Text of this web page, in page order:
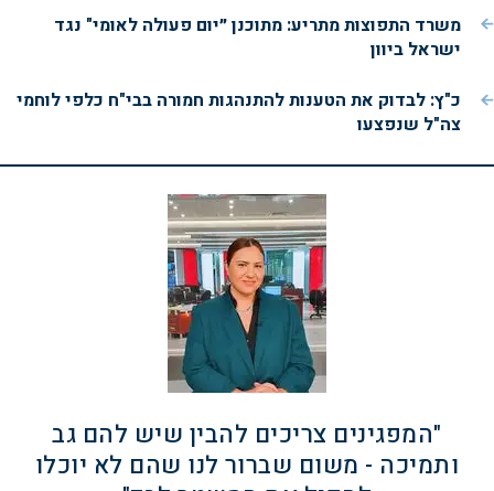
משרד התפוצות מתריע: מתוכנן ״יום פעולה לאומי" נגד
ישראל ביוון
כ"ץ: לבדוק את הטענות להתנהגות חמורה בבי"ח כלפי לוחמי
צה"ל שנפצעו
"המפגינים צריכים להבין שיש להם גב
ותמיכה - משום שברור לנו שהם לא יוכלו